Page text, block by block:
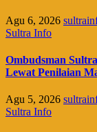
Agu 6, 2026
Sultra Info
Ombudsman
Lewat Penilaian
Agu 5, 2026
Sultra Info